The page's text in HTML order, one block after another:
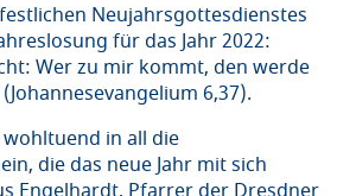
Neujahrsgottesdienstes
für das Jahr 2022:
Wer zu mir kommt, den werde
6,37).
in all die
die das neue Jahr mit sich